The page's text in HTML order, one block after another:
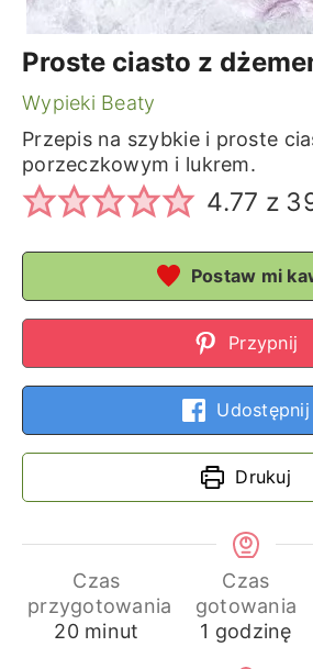
Proste ciasto z
Wypieki Beaty
Przepis na szybkie i proste
porzeczkowym i lukrem.
4.77 z
Postaw mi
Przypnij
Udostępnij
Drukuj
Czas
przygotowania
20minuty
minut
Czas
gotowania
1 godzina
godzinę